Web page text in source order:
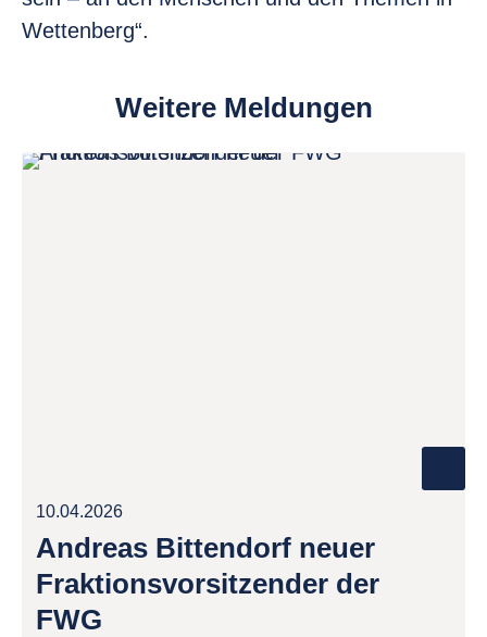
Wettenberg“.
Weitere Meldungen
10.04.2026
Andreas Bittendorf neuer
Fraktionsvorsitzender der
FWG